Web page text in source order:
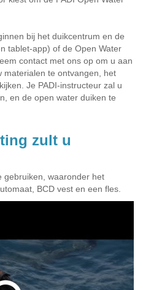
bij het duikcentrum en de
tablet-app) of de Open Water
contact met ons op om u aan
materialen te ontvangen, het
Je PADI-instructeur zal u
en de open water duiken te
zult u
gebruiken, waaronder het
BCD vest en een fles.